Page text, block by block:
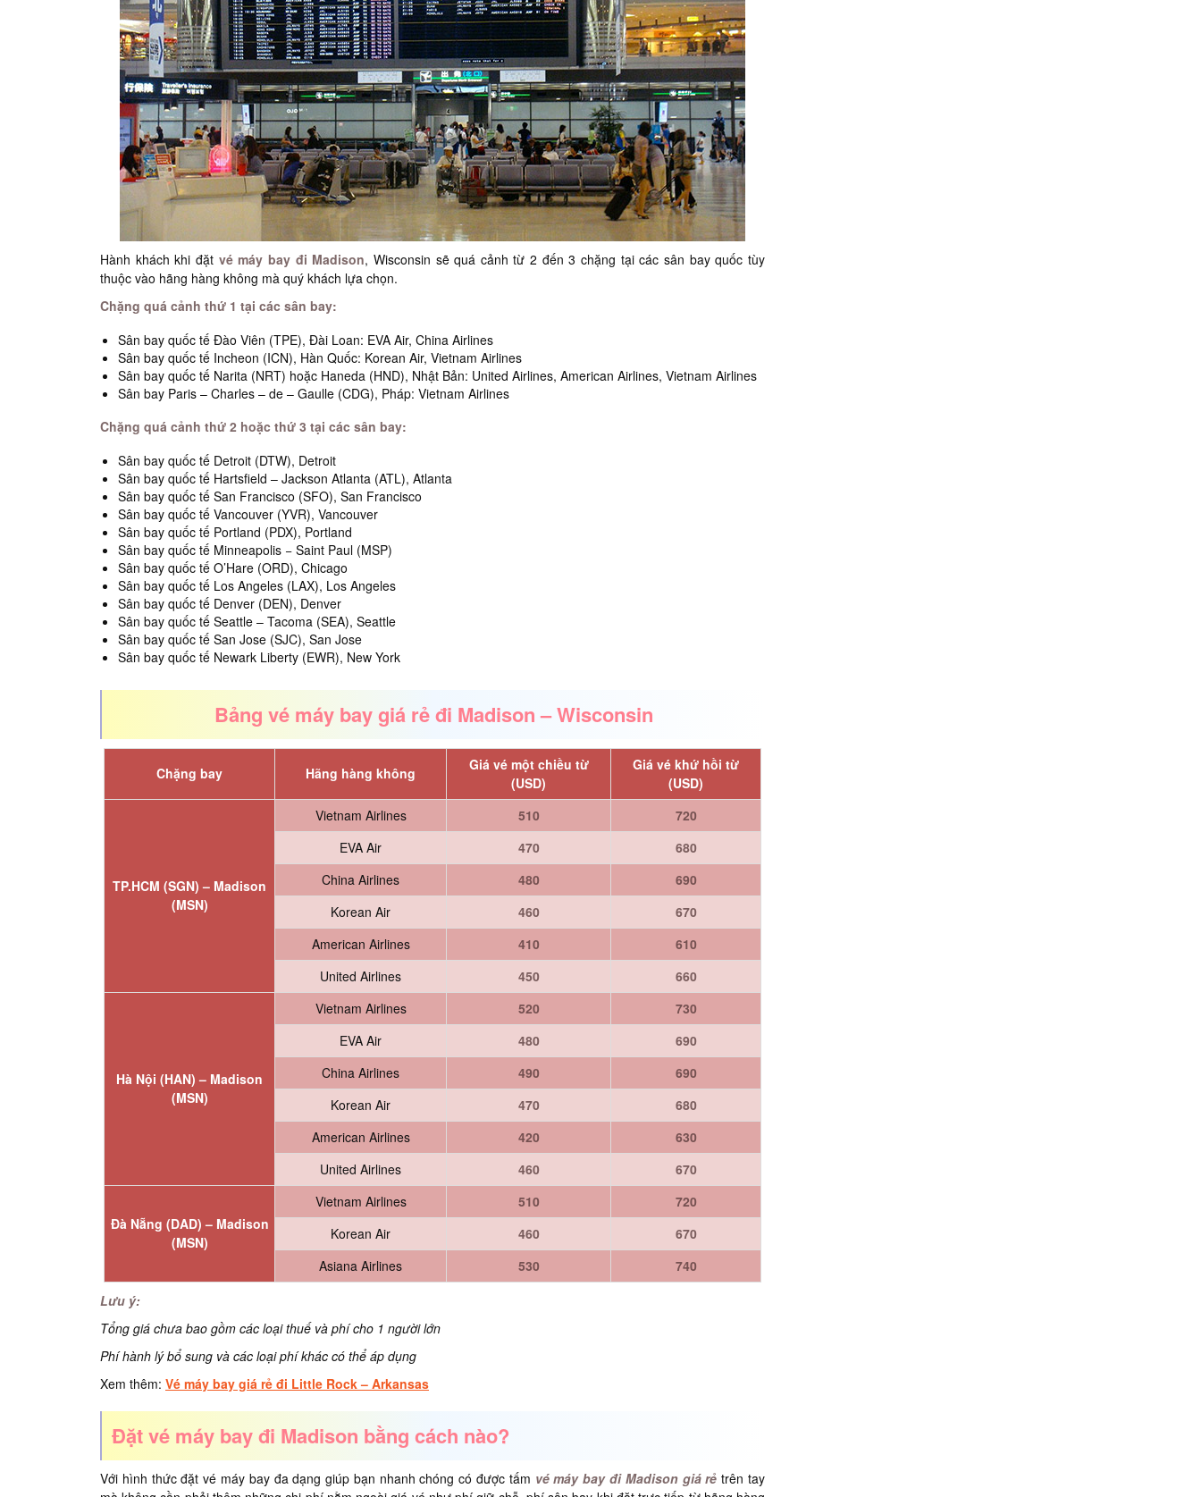
Hành khách khi đặt vé máy bay đi Madison, Wisconsin sẽ quá cảnh từ 2 đến 3 chặng tại các sân bay quốc tùy
thuộc vào hãng hàng không mà quý khách lựa chọn.
Chặng quá cảnh thứ 1 tại các sân bay:
Sân bay quốc tế Đào Viên (TPE), Đài Loan: EVA Air, China Airlines
Sân bay quốc tế Incheon (ICN), Hàn Quốc: Korean Air, Vietnam Airlines
Sân bay quốc tế Narita (NRT) hoặc Haneda (HND), Nhật Bản: United Airlines, American Airlines, Vietnam Airlines
Sân bay Paris – Charles – de – Gaulle (CDG), Pháp: Vietnam Airlines
Chặng quá cảnh thứ 2 hoặc thứ 3 tại các sân bay:
Sân bay quốc tế Detroit (DTW), Detroit
Sân bay quốc tế Hartsfield – Jackson Atlanta (ATL), Atlanta
Sân bay quốc tế San Francisco (SFO), San Francisco
Sân bay quốc tế Vancouver (YVR), Vancouver
Sân bay quốc tế Portland (PDX), Portland
Sân bay quốc tế Minneapolis − Saint Paul (MSP)
Sân bay quốc tế O’Hare (ORD), Chicago
Sân bay quốc tế Los Angeles (LAX), Los Angeles
Sân bay quốc tế Denver (DEN), Denver
Sân bay quốc tế Seattle – Tacoma (SEA), Seattle
Sân bay quốc tế San Jose (SJC), San Jose
Sân bay quốc tế Newark Liberty (EWR), New York
Bảng vé máy bay giá rẻ đi Madison – Wisconsin
Chặng bay Hãng hàng không
Giá vé một chiều từ
(USD)
Giá vé khứ hồi từ
(USD)
TP.HCM (SGN) – Madison
(MSN)
Vietnam Airlines 510
720
EVA Air
470
680
China Airlines
480
690
Korean Air
460
670
American Airlines
410
610
United Airlines
450 660
Hà Nội (HAN) – Madison
(MSN)
Vietnam Airlines 520
730
EVA Air
480
690
China Airlines
490
690
Korean Air
470
680
American Airlines
420
630
United Airlines
460 670
Đà Nẵng (DAD) – Madison
(MSN)
Vietnam Airlines 510
720
Korean Air
460
670
Asiana Airlines
530
740
Lưu ý:
Tổng giá chưa bao gồm các loại thuế và phí cho 1 người lớn
Phí hành lý bổ sung và các loại phí khác có thể áp dụng
Xem thêm: Vé máy bay giá rẻ đi Little Rock – Arkansas
Đặt vé máy bay đi Madison bằng cách nào?
Với hình thức đặt vé máy bay đa dạng giúp bạn nhanh chóng có được tấm vé máy bay đi Madison giá rẻ trên tay